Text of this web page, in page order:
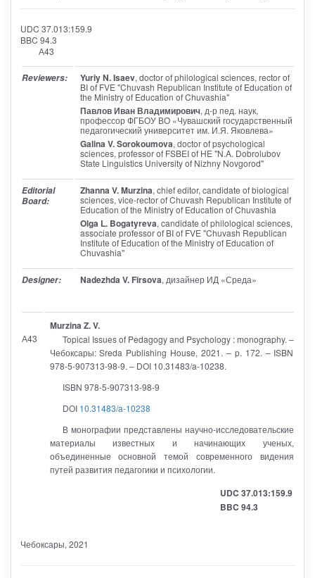
UDC 37.013:159.9
BBC 94.3
А43
Reviewers: Yuriy N. Isaev, doctor of philological sciences, rector of
BI of FVE "Chuvash Republican Institute of Education of
the Ministry of Education of Chuvashia"
Павлов Иван Владимирович, д-р пед. наук,
профессор ФГБОУ ВО «Чувашский государственный
педагогический университет им. И.Я. Яковлева»
Galina V. Sorokoumova, doctor of psychological
sciences, professor of FSBEI of HE "N.A. Dobrolubov
State Linguistics University of Nizhny Novgorod"
Editorial
Board:
Zhanna V. Murzina, chief editor, candidate of biological
sciences, vice-rector of Chuvash Republican Institute of
Education of the Ministry of Education of Chuvashia
Olga L. Bogatyreva, candidate of philological sciences,
associate professor of BI of FVE "Chuvash Republican
Institute of Education of the Ministry of Education of
Chuvashia"
Designer: Nadezhda V. Firsova, дизайнер ИД «Среда»
А43
Murzina Z. V.
Topical Issues of Pedagogy and Psychology : monography. –
Чебоксары: Sreda Publishing House, 2021. – p. 172. – ISBN
978-5-907313-98-9. – DOI 10.31483/a-10238.
ISBN 978-5-907313-98-9
DOI 10.31483/a-10238
В монографии представлены научно-исследовательские
материалы известных и начинающих ученых,
объединенные основной темой современного видения
путей развития педагогики и психологии.
UDC 37.013:159.9
BBC 94.3
Чебоксары, 2021